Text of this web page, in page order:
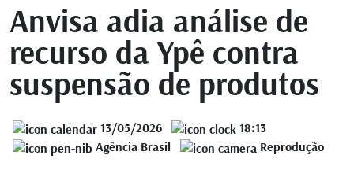
Anvisa adia análise de
recurso da Ypê contra
suspensão de produtos
13/05/2026
18:13
Agência Brasil
Reprodução